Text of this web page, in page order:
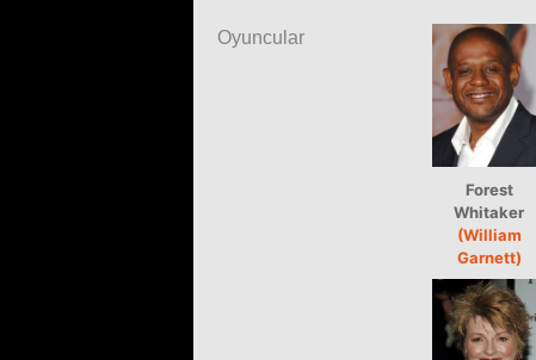
Oyuncular
Forest
Whitaker
(William
Garnett)